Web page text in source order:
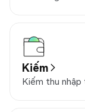
Kiếm
Kiếm thu